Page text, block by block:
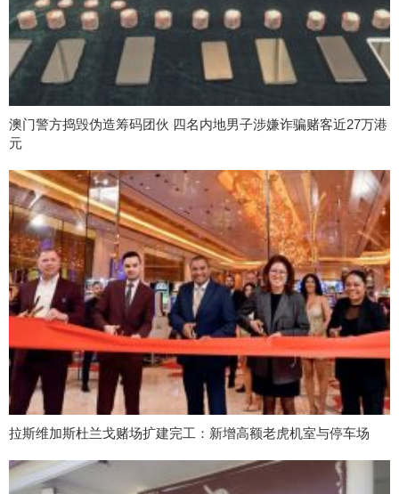
澳门警方捣毁伪造筹码团伙 四名内地男子涉嫌诈骗赌客近27万港
元
拉斯维加斯杜兰戈赌场扩建完工：新增高额老虎机室与停车场